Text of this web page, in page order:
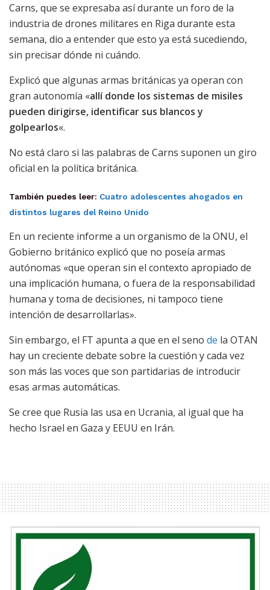
Carns, que se expresaba así durante un foro de la
industria de drones militares en Riga durante esta
semana, dio a entender que esto ya está sucediendo,
sin precisar dónde ni cuándo.
Explicó que algunas armas británicas ya operan con
gran autonomía «allí donde los sistemas de misiles
pueden dirigirse, identificar sus blancos y
golpearlos«.
No está claro si las palabras de Carns suponen un giro
oficial en la política británica.
También puedes leer: Cuatro adolescentes ahogados en
distintos lugares del Reino Unido
En un reciente informe a un organismo de la ONU, el
Gobierno británico explicó que no poseía armas
autónomas «que operan sin el contexto apropiado de
una implicación humana, o fuera de la responsabilidad
humana y toma de decisiones, ni tampoco tiene
intención de desarrollarlas».
Sin embargo, el FT apunta a que en el seno de la OTAN
hay un creciente debate sobre la cuestión y cada vez
son más las voces que son partidarias de introducir
esas armas automáticas.
Se cree que Rusia las usa en Ucrania, al igual que ha
hecho Israel en Gaza y EEUU en Irán.